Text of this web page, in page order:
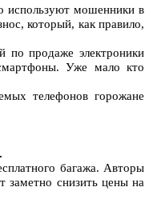
используют мошенники в
который, как правило,
по продаже электроники
Уже мало кто
телефонов горожане
багажа. Авторы
заметно снизить цены на